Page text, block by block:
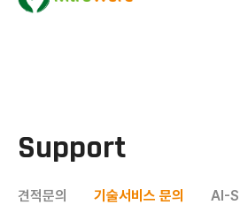
Support
견적문의 기술서비스 문의 AI-